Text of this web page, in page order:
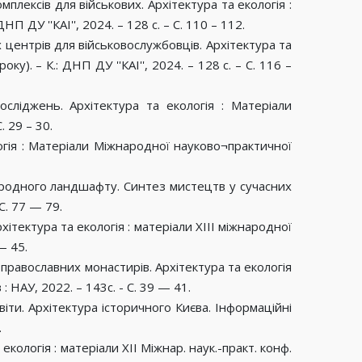
для військових. Архітектура та екологія :
ДУ ''КАІ'', 2024. – 128 с. – С. 110 – 112.
для військовослужбовців. Архітектура та
року). – К.: ДНП ДУ ''КАІ'', 2024. – 128 с. – С. 116 –
Архітектура та екологія : Матеріали
29 – 30.
: Матеріали Міжнародної науково¬практичної
ландшафту. Синтез мистецтв у сучасних
77 — 79.
та екологія : матеріали ХIII міжнародної
45.
монастирів. Архітектура та екологія
: НАУ, 2022. – 143с. - С. 39 — 41.
Архітектура історичного Києва. Інформаційні
: матеріали XII Міжнар. наук.-практ. конф.